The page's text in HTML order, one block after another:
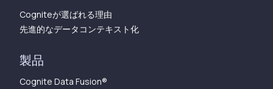
Cogniteが選ばれる理由
先進的なデータコンテキスト化
製品
Cognite Data Fusion®